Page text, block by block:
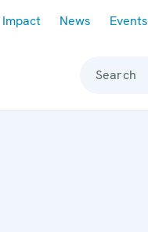
Impact News Events
Search